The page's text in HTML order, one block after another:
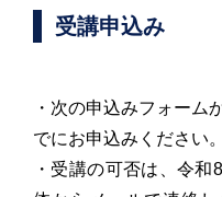
受講申込み
・次の申込みフォーム
でにお申込みください。
・受講の可否は、令